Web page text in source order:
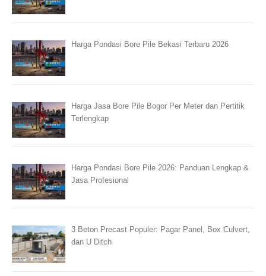
Harga Pondasi Bore Pile Bekasi Terbaru 2026
Harga Jasa Bore Pile Bogor Per Meter dan Pertitik
Terlengkap
Harga Pondasi Bore Pile 2026: Panduan Lengkap &
Jasa Profesional
3 Beton Precast Populer: Pagar Panel, Box Culvert,
dan U Ditch